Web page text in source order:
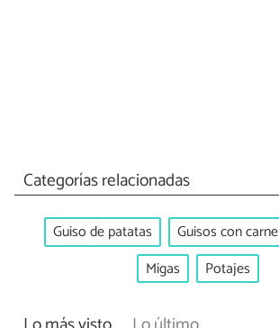
Categorías relacionadas
Guiso de patatas Guisos con carne
Migas
Potajes